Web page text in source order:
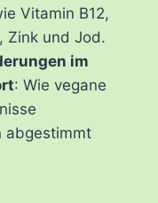
Vitamin B12,
Zink und Jod.
im
: Wie vegane
abgestimmt